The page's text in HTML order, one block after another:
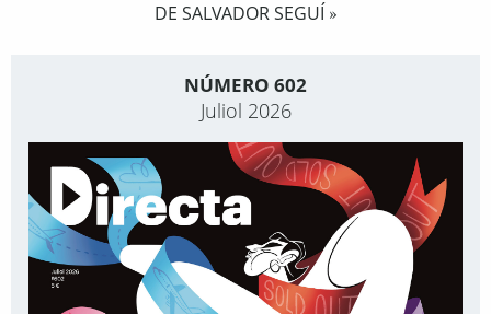
DE SALVADOR SEGUÍ »
NÚMERO 602
Juliol 2026